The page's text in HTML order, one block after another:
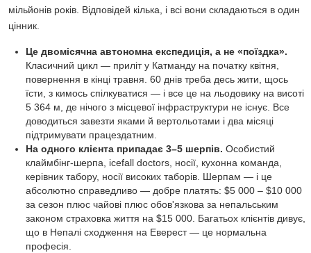
мільйонів років. Відповідей кілька, і всі вони складаються в один
цінник.
Це двомісячна автономна експедиція, а не «поїздка».
Класичний цикл — приліт у Катманду на початку квітня,
повернення в кінці травня. 60 днів треба десь жити, щось
їсти, з кимось спілкуватися — і все це на льодовику на висоті
5 364 м, де нічого з місцевої інфраструктури не існує. Все
доводиться завезти яками й вертольотами і два місяці
підтримувати працездатним.
На одного клієнта припадає 3–5 шерпів. Особистий
клаймбінг-шерпа, icefall doctors, носії, кухонна команда,
керівник табору, носії високих таборів. Шерпам — і це
абсолютно справедливо — добре платять: $5 000 – $10 000
за сезон плюс чайові плюс обов'язкова за непальським
законом страховка життя на $15 000. Багатьох клієнтів дивує,
що в Непалі сходження на Еверест — це нормальна
професія.